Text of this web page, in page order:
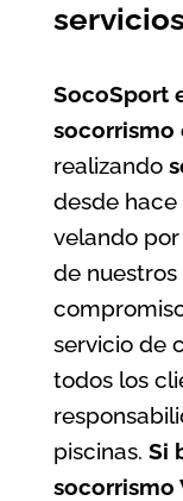
SocoSport
socorrismo
realizando
desde hace
velando
de
servicio de
todos los
piscinas. Si
socorrismo